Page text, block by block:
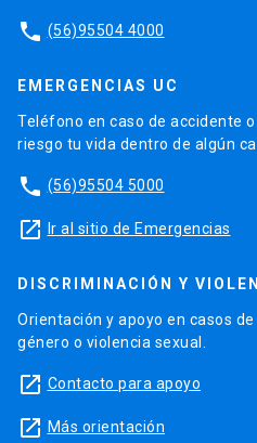
phone (56)95504 4000
EMERGENCIAS UC
Teléfono en caso de accidente
riesgo tu vida dentro de algún
phone (56)95504 5000
launch Ir al sitio de Emergencias
DISCRIMINACIÓN Y
Orientación y apoyo en casos
género o violencia sexual.
launch Contacto para apoyo
launch Más orientación